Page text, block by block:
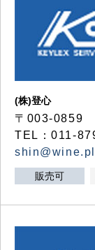
(株)登心
〒003-0859
TEL：011-
販売可